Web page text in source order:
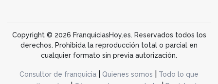
Copyright © 2026 FranquiciasHoy.es. Reservados todos los
derechos. Prohibida la reproducción total o parcial en
cualquier formato sin previa autorización.
Consultor de franquicia Quienes somos
Todo lo que